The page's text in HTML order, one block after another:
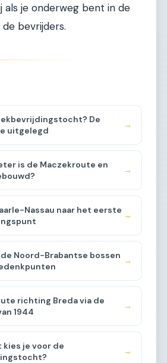
als je onderweg bent in de
bevrijders.
De
uitgelegd
→
is de Maczekroute en
→
Nassau naar het eerste
→
de Noord-Brabantse bossen
→
richting Breda via de
1944
→
je voor de
→